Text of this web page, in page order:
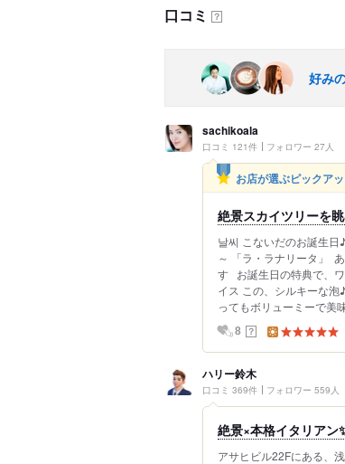
口コミ ？
好み
sachikoala
口コミ 121件 フォロワー 27人
お店が選ぶピックア
絶景スカイツリーを
날씨 こないだのお誕生
～ 「ラ・ラナリータ」
す お誕生日の特典で、
イス この、シルキーな
ってもボリューミーで美
8 ？
ハリー鈴木
口コミ 369件 フォロワー 559人
絶景×本格イタリアン
アサヒビル22Fにある、